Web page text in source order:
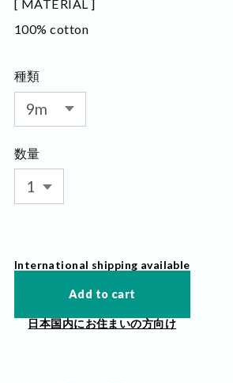
[ MATERIAL ]
100% cotton
種類
数量
International shipping available
Add to cart
日本国内にお住まいの方向け